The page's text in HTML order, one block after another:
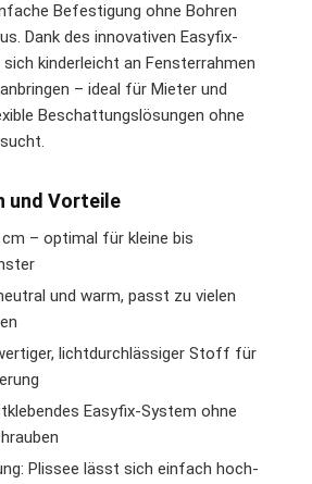
Befestigung ohne Bohren
Dank des innovativen Easyfix-
kinderleicht an Fensterrahmen
– ideal für Mieter und
Beschattungslösungen ohne
und Vorteile
cm – optimal für kleine bis
und warm, passt zu vielen
lichtdurchlässiger Stoff für
Easyfix-System ohne
Plissee lässt sich einfach hoch-